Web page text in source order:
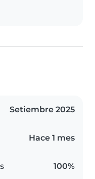
Setiembre 2025
Hace 1 mes
100%